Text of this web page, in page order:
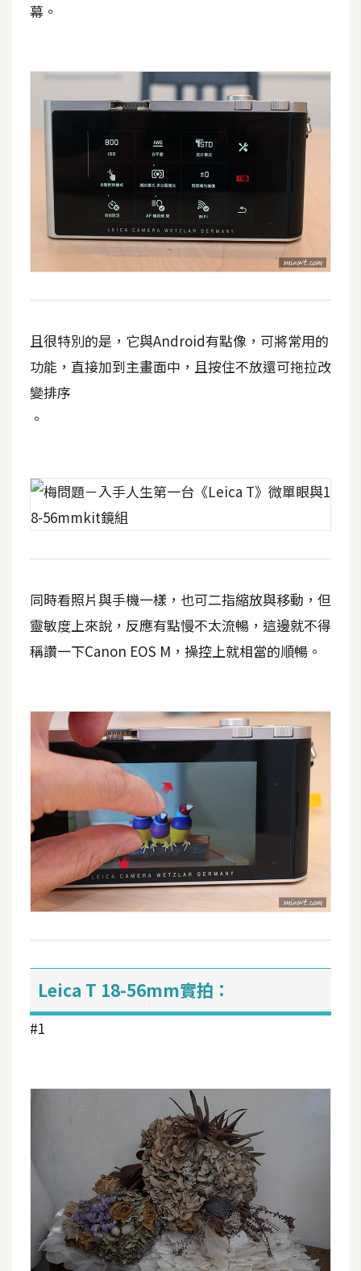
幕。
且很特別的是，它與Android有點像，可將常用的
功能，直接加到主畫面中，且按住不放還可拖拉改
變排序
。
同時看照片與手機一樣，也可二指縮放與移動，但
靈敏度上來說，反應有點慢不太流暢，這邊就不得
稱讚一下Canon EOS M，操控上就相當的順暢。
Leica T 18-56mm實拍：
#1